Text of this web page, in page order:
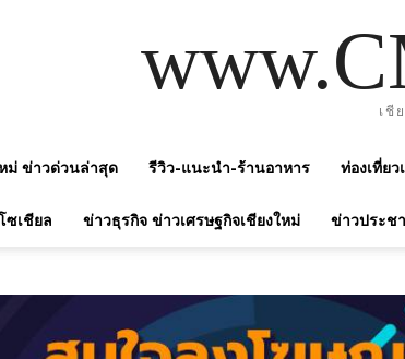
เชี
ม่ ข่าวด่วนล่าสุด รีวิว-แนะนำ-ร้านอาหาร ท่องเที่ย
ซเชียล ข่าวธุรกิจ ข่าวเศรษฐกิจเชียงใหม่ ข่าวประช